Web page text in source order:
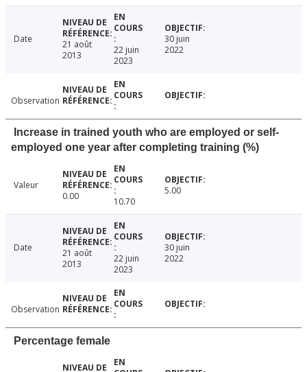
Date
21 août
2013
22 juin
2023
30 juin
2022
Observation
Increase in trained youth who are employed or self-
employed one year after completing training (%)
Valeur
0.00
10.70
5.00
Date
21 août
2013
22 juin
2023
30 juin
2022
Observation
Percentage female